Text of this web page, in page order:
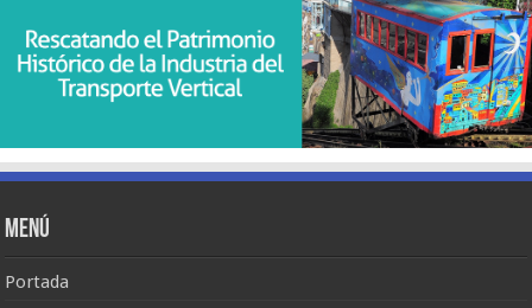
Menú
Portada